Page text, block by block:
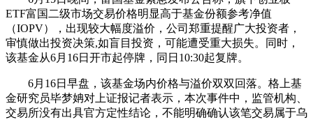
ETF富国二级市场交易价格明显高于基金份额参考净值
（IOPV），出现较大幅度溢价，公司郑重提醒广大投资者，
审慎做出投资决策,如盲目投资，可能遭受重大损失。同时，
该基金从6月16日开市起停牌，同日10:30起复牌。
6月16日早盘，该基金场内价格与溢价双双回落。格上基
金研究员毕梦姌对上证报记者表示，本次事件中，监管机构、
交易所没有出具官方定性结论，不能明确确认该笔交易属于乌